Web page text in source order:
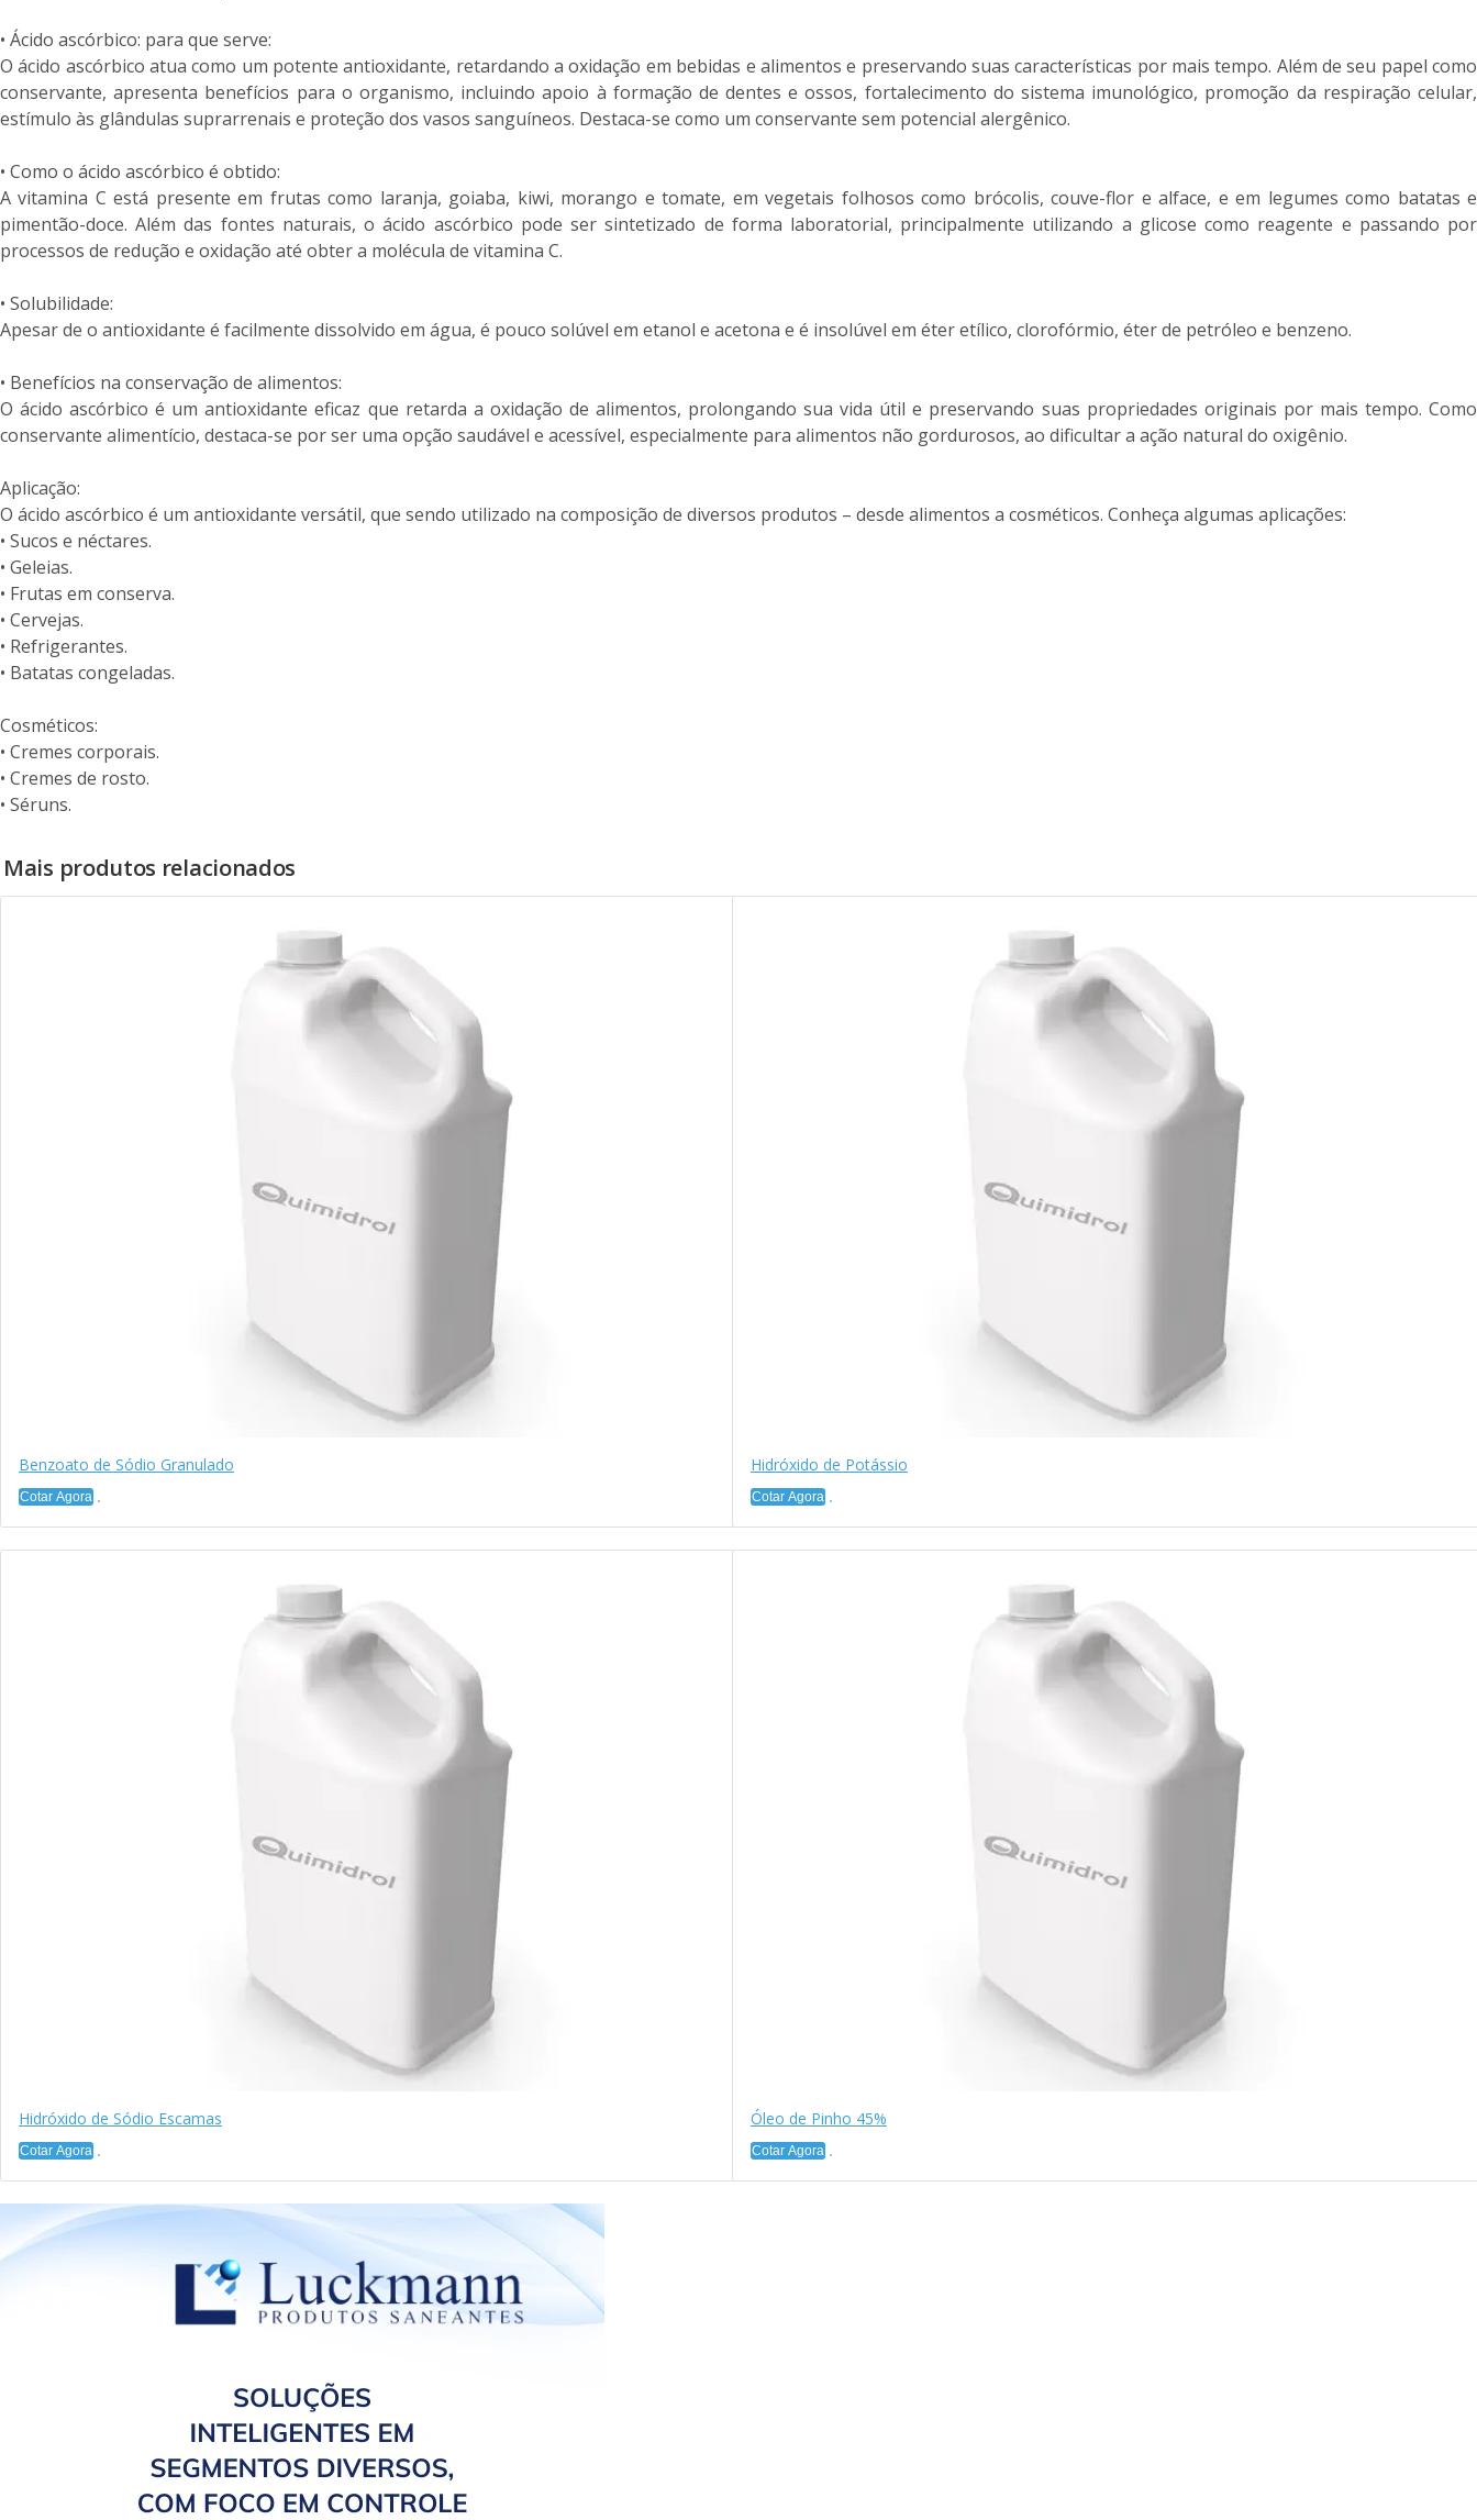
• Ácido ascórbico: para que serve:
O ácido ascórbico atua como um potente antioxidante, retardando a oxidação em bebidas e alimentos e preservando suas características por mais tempo. Além de seu papel como
conservante, apresenta benefícios para o organismo, incluindo apoio à formação de dentes e ossos, fortalecimento do sistema imunológico, promoção da respiração celular,
estímulo às glândulas suprarrenais e proteção dos vasos sanguíneos. Destaca-se como um conservante sem potencial alergênico.
• Como o ácido ascórbico é obtido:
A vitamina C está presente em frutas como laranja, goiaba, kiwi, morango e tomate, em vegetais folhosos como brócolis, couve-flor e alface, e em legumes como batatas e
pimentão-doce. Além das fontes naturais, o ácido ascórbico pode ser sintetizado de forma laboratorial, principalmente utilizando a glicose como reagente e passando por
processos de redução e oxidação até obter a molécula de vitamina C.
• Solubilidade:
Apesar de o antioxidante é facilmente dissolvido em água, é pouco solúvel em etanol e acetona e é insolúvel em éter etílico, clorofórmio, éter de petróleo e benzeno.
• Benefícios na conservação de alimentos:
O ácido ascórbico é um antioxidante eficaz que retarda a oxidação de alimentos, prolongando sua vida útil e preservando suas propriedades originais por mais tempo. Como
conservante alimentício, destaca-se por ser uma opção saudável e acessível, especialmente para alimentos não gordurosos, ao dificultar a ação natural do oxigênio.
Aplicação:
O ácido ascórbico é um antioxidante versátil, que sendo utilizado na composição de diversos produtos – desde alimentos a cosméticos. Conheça algumas aplicações:
• Sucos e néctares.
• Geleias.
• Frutas em conserva.
• Cervejas.
• Refrigerantes.
• Batatas congeladas.
Cosméticos:
• Cremes corporais.
• Cremes de rosto.
• Séruns.
Mais produtos relacionados
Benzoato de Sódio Granulado
Cotar Agora
Hidróxido de Potássio
Cotar Agora
Hidróxido de Sódio Escamas
Cotar Agora
Óleo de Pinho 45%
Cotar Agora